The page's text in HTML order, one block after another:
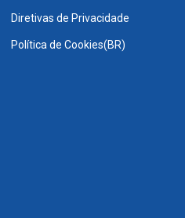
Diretivas de Privacidade
Política de Cookies(BR)